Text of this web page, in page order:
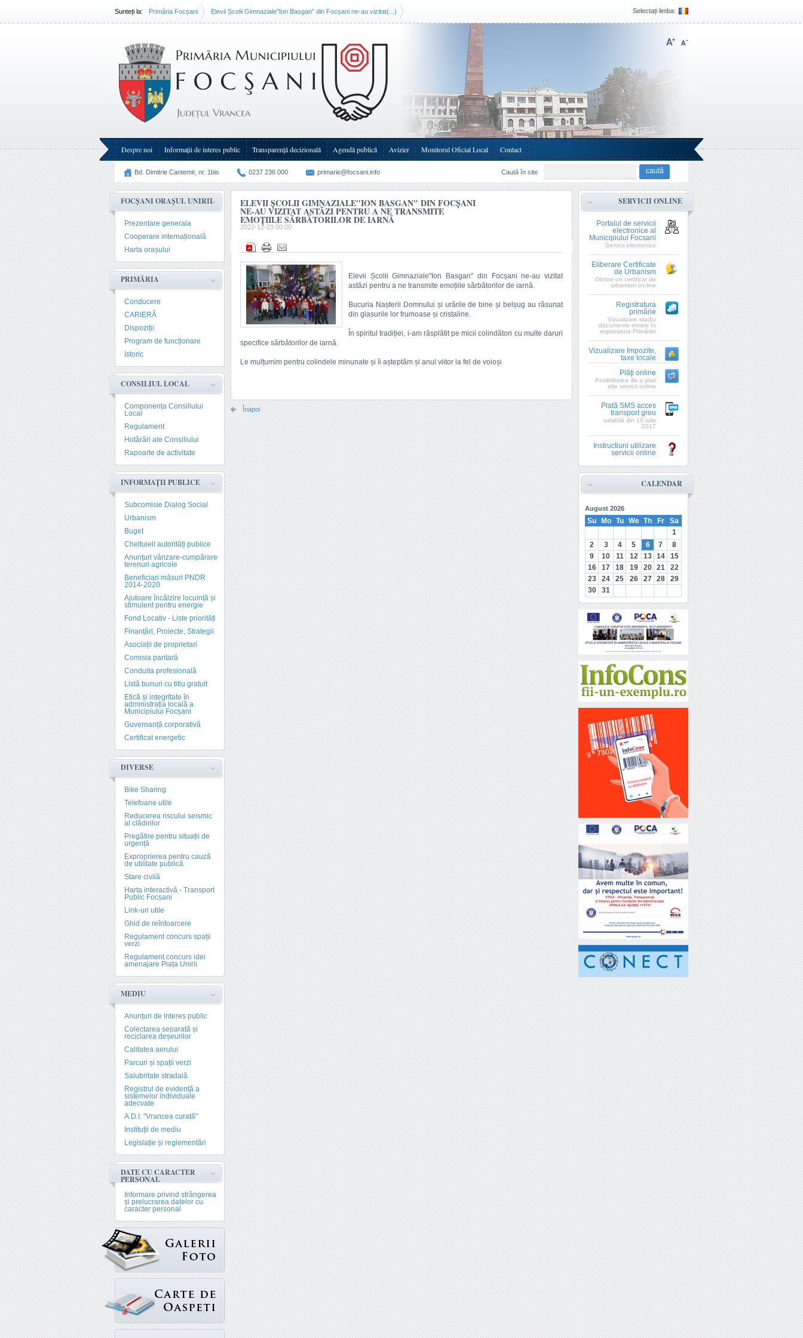
Sunteți la: Primăria Focșani Elevii Școlii Gimnaziale"Ion Basgan" din Focșani ne-au vizitat(...) Selectați limba:
Despre noi Informații de interes public Transparenţă decizională Agendă publică Avizier Monitorul Oficial Local Contact
Bd. Dimitrie Cantemir, nr. 1bis 0237 236 000 primarie@focsani.info Caută în site
FOCȘANI ORAȘUL UNIRII
Prezentare generala
Cooperare internațională
Harta orașului
PRIMĂRIA
Conducere
CARIERĂ
Dispoziții
Program de funcționare
Istoric
CONSILIUL LOCAL
Componența Consiliului
Local
Regulament
Hotărâri ale Consiliului
Rapoarte de activitate
INFORMAȚII PUBLICE
Subcomisie Dialog Social
Urbanism
Buget
Cheltuieli autorități publice
Anunțuri vânzare-cumpărare
terenuri agricole
Beneficiari măsuri PNDR
2014-2020
Ajutoare încălzire locuință și
stimulent pentru energie
Fond Locativ - Liste priorități
Finanțări, Proiecte, Strategii
Asociații de proprietari
Comisia paritară
Conduita profesională
Listă bunuri cu titlu gratuit
Etică și integritate în
administrația locală a
Municipiului Focșani
Guvernanță corporativă
Certificat energetic
DIVERSE
Bike Sharing
Telefoane utile
Reducerea riscului seismic
al clădirilor
Pregătire pentru situații de
urgență
Exproprierea pentru cauză
de utilitate publică
Stare civilă
Harta interactivă - Transport
Public Focșani
Link-uri utile
Ghid de reîntoarcere
Regulament concurs spații
verzi
Regulament concurs idei
amenajare Piața Unirii
MEDIU
Anunțuri de interes public
Colectarea separată și
reciclarea deșeurilor
Calitatea aerului
Parcuri și spații verzi
Salubritate stradală
Registrul de evidență a
sistemelor individuale
adecvate
A.D.I. "Vrancea curată"
Instituții de mediu
Legislație și reglementări
DATE CU CARACTER
PERSONAL
Informare privind strângerea
și prelucrarea datelor cu
caracter personal
ELEVII ȘCOLII GIMNAZIALE"ION BASGAN" DIN FOCȘANI
NE-AU VIZITAT ASTĂZI PENTRU A NE TRANSMITE
EMOȚIILE SĂRBĂTORILOR DE IARNĂ
2022-12-23 00:00
Elevii Școlii Gimnaziale"Ion Basgan" din Focșani ne-au vizitat
astăzi pentru a ne transmite emoțiile sărbătorilor de iarnă.
Bucuria Nașterii Domnului și urările de bine și belșug au răsunat
din glasurile lor frumoase și cristaline.
În spiritul tradiției, i-am răsplătit pe micii colindători cu multe daruri
specifice sărbătorilor de iarnă.
Le mulțumim pentru colindele minunate și îi așteptăm și anul viitor la fel de voioși
Înapoi
SERVICII ONLINE
Portalul de servicii
electronice al
Municipiului Focsani
Servicii electronice
Eliberare Certificate
de Urbanism
Obtine un certificat de
urbanism on-line
Registratura
primărie
Vizualizare stadiu
documente intrate în
registratura Primăriei
Vizualizare Impozite,
taxe locale
Plăţi online
Posibilitatea de a plati
alte servicii online
Plată SMS acces
transport greu
valabilă din 10 iulie
2017
Instructiuni utilizare
servicii online
CALENDAR
August 2026
Su Mo Tu We Th Fr
Sa
1
2
3 4 5 6 7
8
9
10 11 12 13 14
15
16
17 18 19 20 21
22
23
24 25 26 27 28
29
30
31